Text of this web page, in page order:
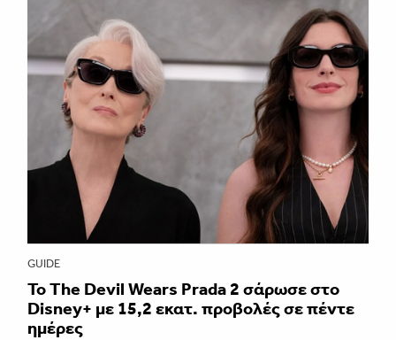
GUIDE
Το The Devil Wears Prada 2 σάρωσε στo
Disney+ με 15,2 εκατ. προβολές σε πέντε
ημέρες